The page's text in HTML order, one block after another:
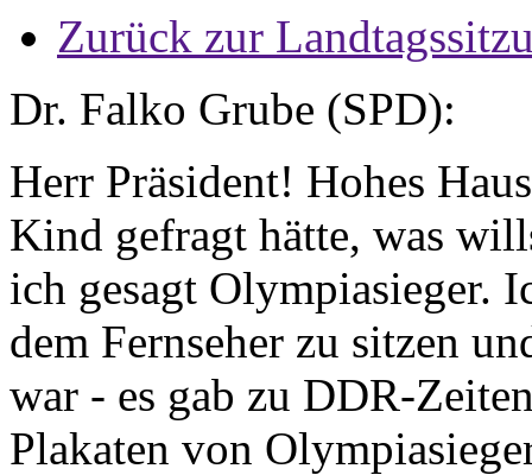
Zurück zur
Dr. Falko Grube (SPD):
Herr Präsident! Hohes
Kind gefragt hätte, was
ich gesagt Olympiasieger.
dem Fernseher zu sitzen
war - es gab zu DDR-
Plakaten von